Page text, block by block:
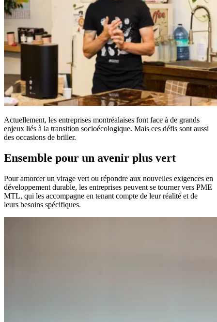
Actuellement, les entreprises montréalaises font face à de grands
enjeux liés à la transition socioécologique. Mais ces défis sont aussi
des occasions de briller.
Ensemble pour un avenir plus vert
Pour amorcer un virage vert ou répondre aux nouvelles exigences en
développement durable, les entreprises peuvent se tourner vers PME
MTL, qui les accompagne en tenant compte de leur réalité et de
leurs besoins spécifiques.